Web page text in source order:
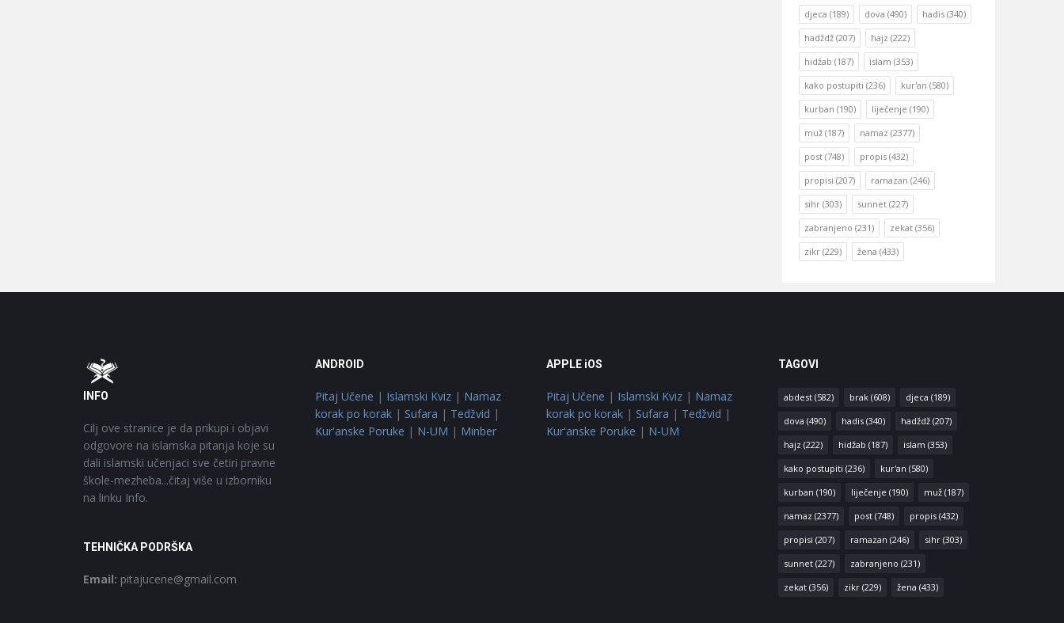
djeca (189) dova (490) hadis (340)
hadždž (207) hajz (222)
hidžab (187) islam (353)
kako postupiti (236) kur'an (580)
kurban (190) liječenje (190)
muž (187) namaz (2377)
post (748) propis (432)
propisi (207) ramazan (246)
sihr (303) sunnet (227)
zabranjeno (231) zekat (356)
zikr (229) žena (433)
Footer
INFO
Cilj ove stranice je da prikupi i objavi
odgovore na islamska pitanja koje su
dali islamski učenjaci sve četiri pravne
škole-mezheba...čitaj više u izborniku
na linku Info.
TEHNIČKA PODRŠKA
Email: pitajucene@gmail.com
ANDROID
Pitaj Učene | Islamski Kviz| Namaz
korak po korak| Sufara | Tedžvid |
Kur'anske Poruke | N-UM | Minber
APPLE iOS
Pitaj Učene | Islamski Kviz | Namaz
korak po korak | Sufara | Tedžvid |
Kur'anske Poruke | N-UM
TAGOVI
abdest(582) brak(608) djeca (189)
dova (490) hadis(340) hadždž(207)
hajz (222) hidžab (187) islam (353)
kako postupiti (236) kur'an (580)
kurban (190) liječenje (190) muž(187)
namaz (2377) post(748) propis(432)
propisi (207) ramazan (246) sihr(303)
sunnet(227) zabranjeno (231)
zekat(356) zikr(229) žena (433)